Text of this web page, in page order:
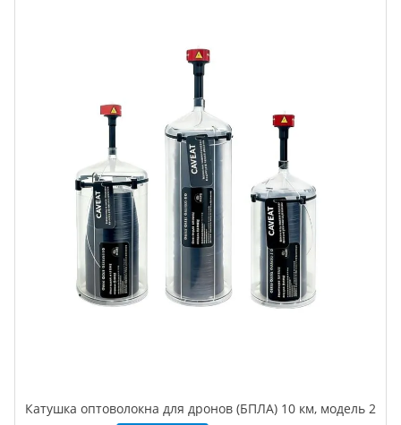
Катушка оптоволокна для дронов (БПЛА) 10 км, модель 2